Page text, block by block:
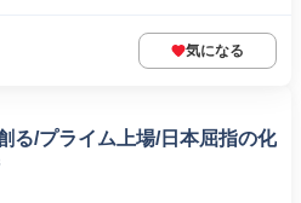
気になる
る/プライム上場/日本屈指の化